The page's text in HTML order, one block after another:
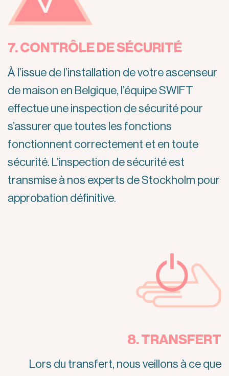
7. CONTRÔLE DE SÉCURITÉ
À l’issue de l’installation de votre ascenseur
de maison en Belgique, l’équipe SWIFT
effectue une inspection de sécurité pour
s’assurer que toutes les fonctions
fonctionnent correctement et en toute
sécurité. L’inspection de sécurité est
transmise à nos experts de Stockholm pour
approbation définitive.
8. TRANSFERT
Lors du transfert, nous veillons à ce que